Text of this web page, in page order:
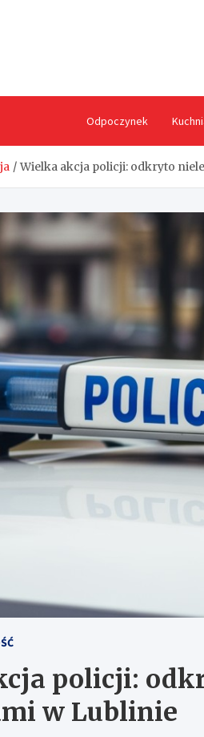
Odpoczynek
Wielka akcja policji: odkryto
policji:
w Lublinie